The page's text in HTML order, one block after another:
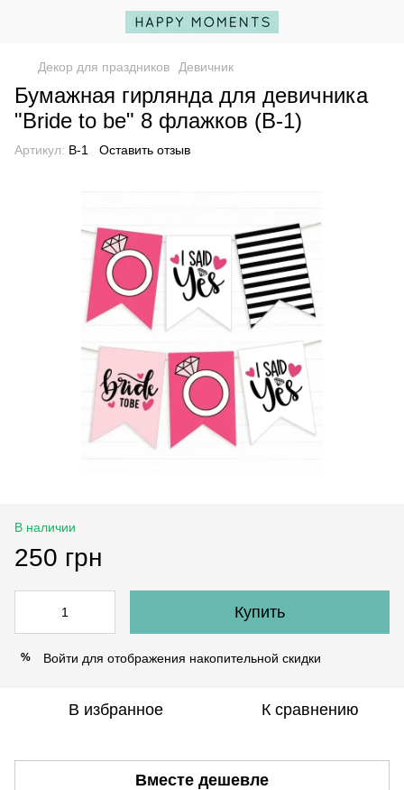
Декор для праздников Девичник
Бумажная гирлянда для девичника
"Bride to be" 8 флажков (B-1)
Артикул: B-1 Оставить отзыв
В наличии
250 грн
Купить
% Войти для отображения накопительной скидки
В избранное К сравнению
Вместе дешевле